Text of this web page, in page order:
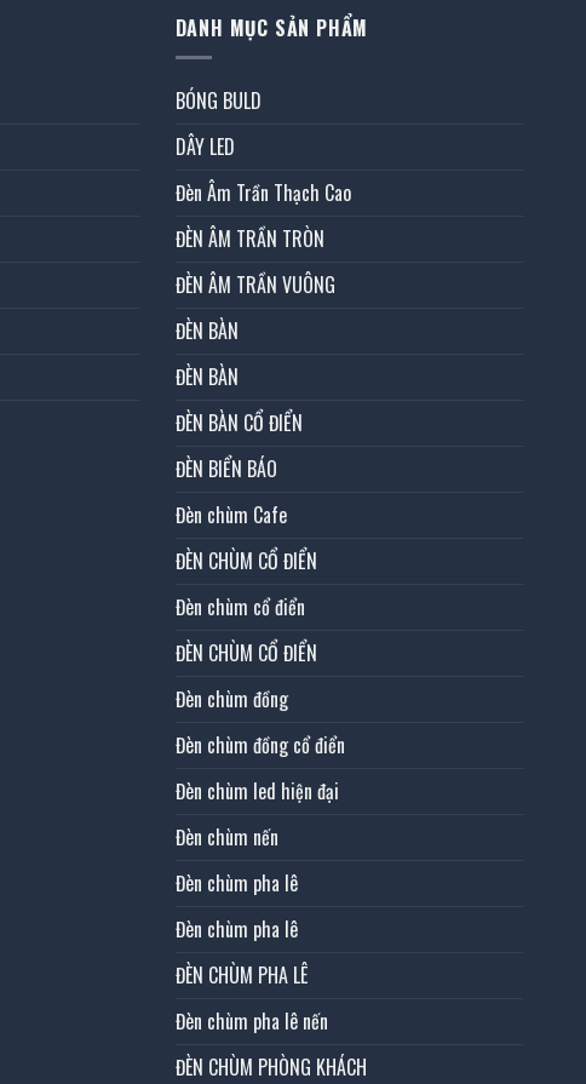
DANH MỤC SẢN PHẨM
BÓNG BULD
DÂY LED
Đèn Âm Trần Thạch Cao
ĐÈN ÂM TRẦN TRÒN
ĐÈN ÂM TRẦN VUÔNG
ĐÈN BÀN
ĐÈN BÀN
ĐÈN BÀN CỔ ĐIỂN
ĐÈN BIỂN BÁO
Đèn chùm Cafe
ĐÈN CHÙM CỔ ĐIỂN
Đèn chùm cổ điển
ĐÈN CHÙM CỔ ĐIỂN
Đèn chùm đồng
Đèn chùm đồng cổ điển
Đèn chùm led hiện đại
Đèn chùm nến
Đèn chùm pha lê
Đèn chùm pha lê
ĐÈN CHÙM PHA LÊ
Đèn chùm pha lê nến
ĐÈN CHÙM PHÒNG KHÁCH